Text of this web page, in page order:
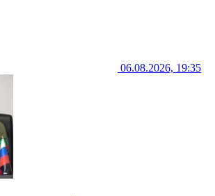
06.08.2026, 19:35